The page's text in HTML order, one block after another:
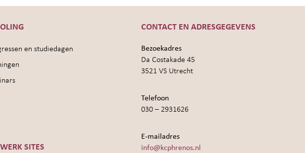
en studiedagen
SITES
CONTACT EN ADRESGEGEVENS
Bezoekadres
Da Costakade 45
3521 VS Utrecht
Telefoon
030 – 2931626
E-mailadres
info@kcphrenos.nl